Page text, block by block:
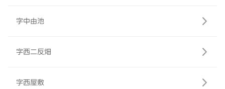
字中由池
字西二反畑
字西屋敷